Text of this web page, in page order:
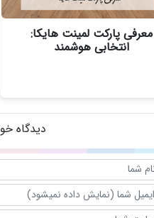
معرفی پارکت لمینت هایکا:
انتخابی هوشمند
دیدگاه